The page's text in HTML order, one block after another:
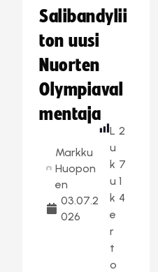
Salibandylii
ton uusi
Nuorten
Olympiaval
mentaja
Markku
Huopon
en
03.07.2
026
L
u
k
u
k
e
r
t
o
2
7
1
4